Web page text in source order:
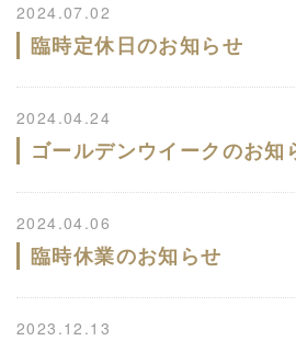
2024.07.02
臨時定休日のお知らせ
2024.04.24
ゴールデンウイークのお知
2024.04.06
臨時休業のお知らせ
2023.12.13